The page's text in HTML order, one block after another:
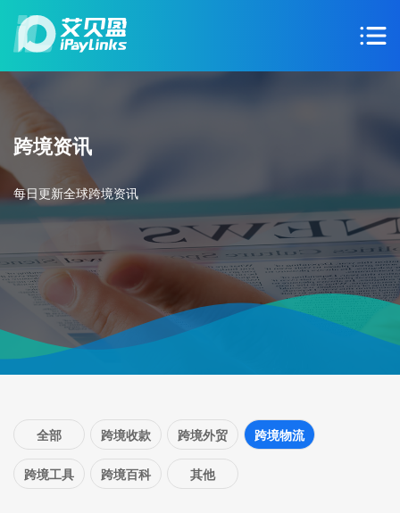
跨境资讯
每日更新全球跨境资讯
全部 跨境收款 跨境外贸 跨境物流
跨境工具 跨境百科 其他